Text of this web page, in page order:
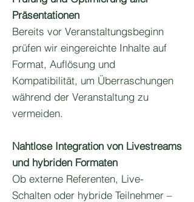
Präsentationen
Bereits vor Veranstaltungsbeginn
prüfen wir eingereichte Inhalte auf
Format, Auflösung und
Kompatibilität, um Überraschungen
während der Veranstaltung zu
vermeiden.
Nahtlose Integration von Livestreams
und hybriden Formaten
Ob externe Referenten, Live-
Schalten oder hybride Teilnehmer –